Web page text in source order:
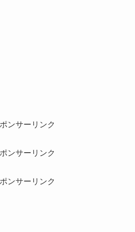
ンサーリンク
ンサーリンク
ンサーリンク